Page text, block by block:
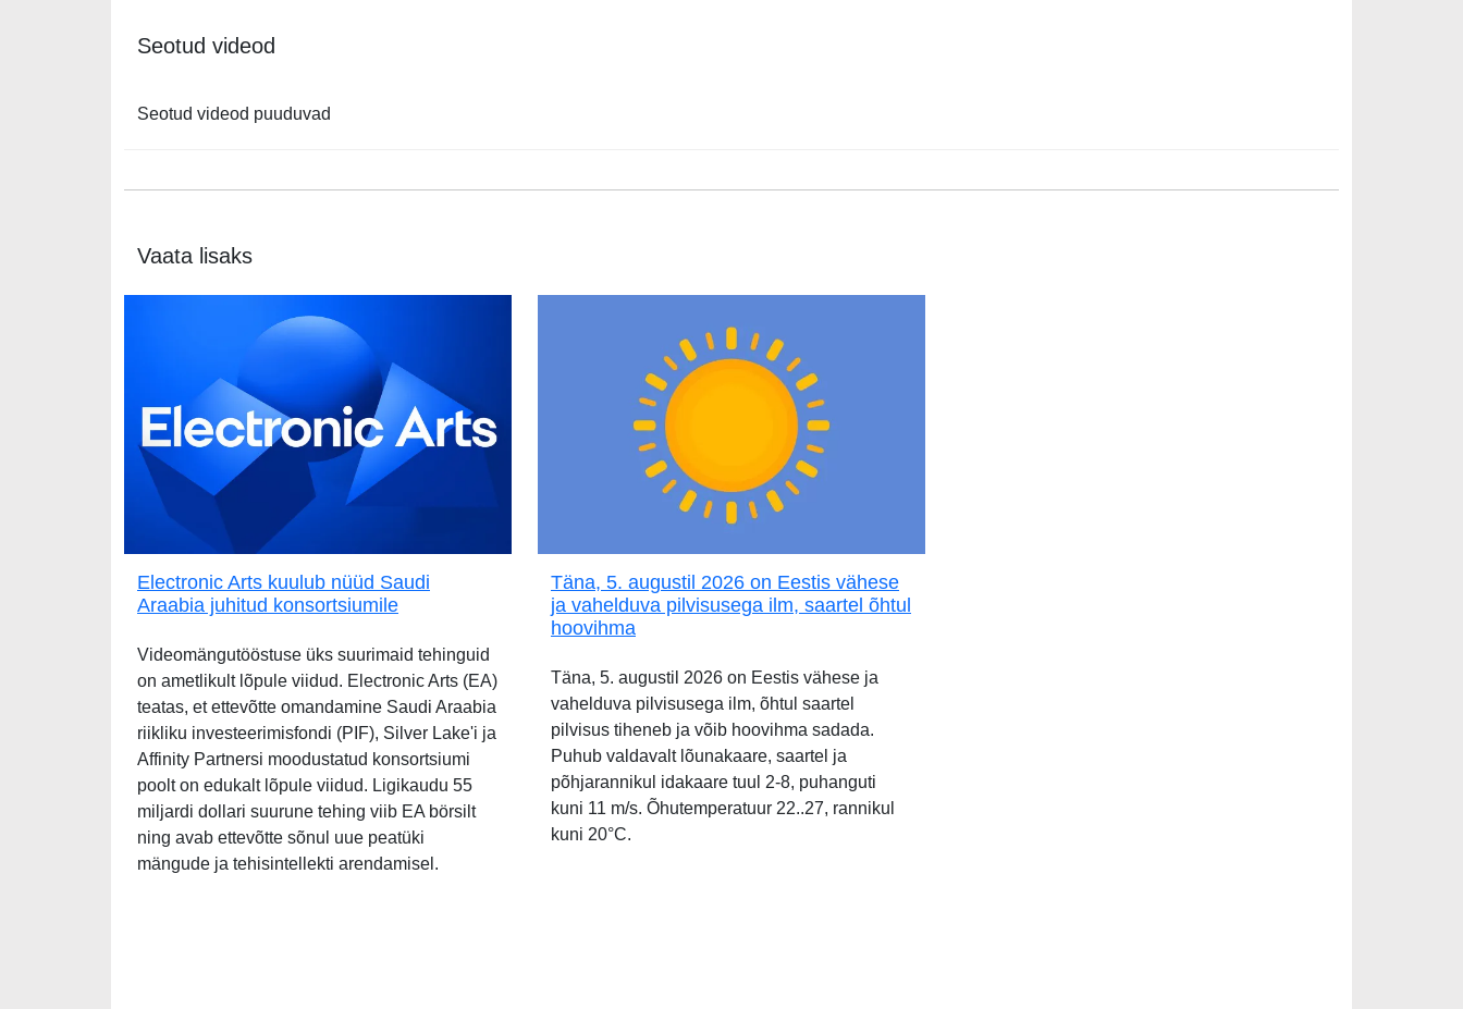
Seotud videod
Seotud videod puuduvad
Vaata lisaks
Electronic Arts kuulub nüüd Saudi
Araabia juhitud konsortsiumile
Videomängutööstuse üks suurimaid tehinguid
on ametlikult lõpule viidud. Electronic Arts (EA)
teatas, et ettevõtte omandamine Saudi Araabia
riikliku investeerimisfondi (PIF), Silver Lake'i ja
Affinity Partnersi moodustatud konsortsiumi
poolt on edukalt lõpule viidud. Ligikaudu 55
miljardi dollari suurune tehing viib EA börsilt
ning avab ettevõtte sõnul uue peatüki
mängude ja tehisintellekti arendamisel.
Täna, 5. augustil 2026 on Eestis vähese
ja vahelduva pilvisusega ilm, saartel õhtul
hoovihma
Täna, 5. augustil 2026 on Eestis vähese ja
vahelduva pilvisusega ilm, õhtul saartel
pilvisus tiheneb ja võib hoovihma sadada.
Puhub valdavalt lõunakaare, saartel ja
põhjarannikul idakaare tuul 2-8, puhanguti
kuni 11 m/s. Õhutemperatuur 22..27, rannikul
kuni 20°C.